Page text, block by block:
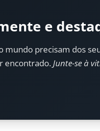
e
precisam dos
encontrado.Junte-se à